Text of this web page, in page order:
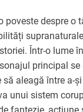
poveste despre o
Într-o lume
principal
aleagă între a-
unui sistem